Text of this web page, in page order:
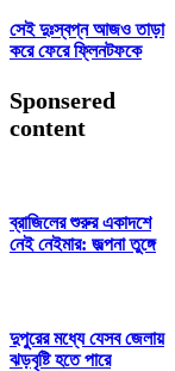
সেই দুঃস্বপ্ন আজও তাড়া
করে ফেরে ফ্লিনটফকে
Sponsered
content
ব্রাজিলের শুরুর একাদশে
নেই নেইমার: জল্পনা তুঙ্গে
দুপুরের মধ্যে যেসব জেলায়
ঝড়বৃষ্টি হতে পারে